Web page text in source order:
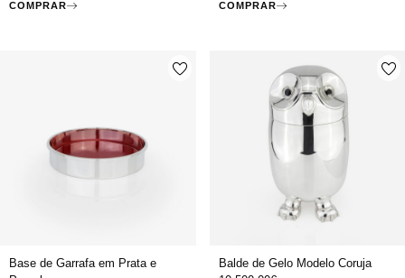
COMPRAR COMPRAR
Base de Garrafa em Prata e
Balde de Gelo Modelo Coruja